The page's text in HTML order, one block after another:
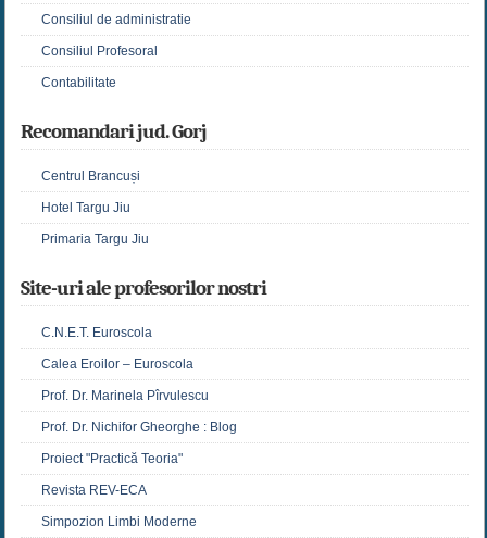
Consiliul de administratie
Consiliul Profesoral
Contabilitate
Recomandari jud. Gorj
Centrul Brancuși
Hotel Targu Jiu
Primaria Targu Jiu
Site-uri ale profesorilor nostri
C.N.E.T. Euroscola
Calea Eroilor – Euroscola
Prof. Dr. Marinela Pîrvulescu
Prof. Dr. Nichifor Gheorghe : Blog
Proiect "Practică Teoria"
Revista REV-ECA
Simpozion Limbi Moderne